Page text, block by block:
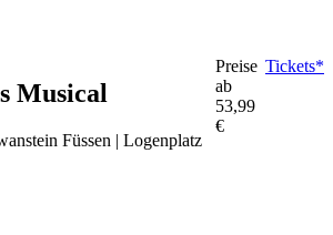
Musical
Füssen | Logenplatz
Preise
ab
53,99
€
Tickets*